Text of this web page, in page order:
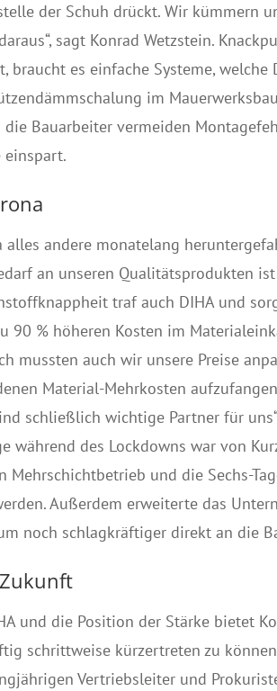
der Schuh drückt. Wir kümmern
sagt Konrad Wetzstein.
braucht es einfache Systeme,
im
Bauarbeiter vermeiden
einspart.
alles andere monatelang
an unseren Qualitätsprodukten
traf auch DIHA und
90 % höheren Kosten im
mussten auch wir unsere Preise
Material-Mehrkosten
schließlich wichtige Partner für
während des Lockdowns war von
Mehrschichtbetrieb und die Sechs-
Außerdem erweiterte das
noch schlagkräftiger direkt an die
und die Position der Stärke bietet
schrittweise kürzertreten zu
Vertriebsleiter und